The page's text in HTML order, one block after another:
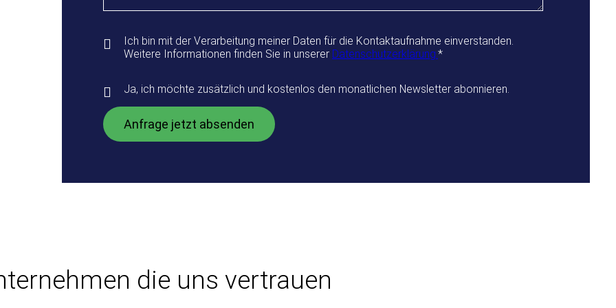
Ich bin mit der Verarbeitung meiner Daten für die Kontaktaufnahme einverstanden.
Weitere Informationen finden Sie in unserer Datenschutzerklärung.*
Ja, ich möchte zusätzlich und kostenlos den monatlichen Newsletter abonnieren.
die uns vertrauen